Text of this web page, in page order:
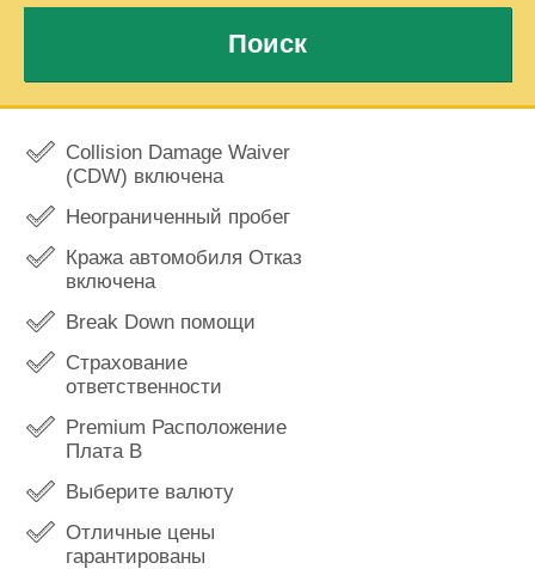
Поиск
Collision Damage Waiver
(CDW) включена
Неограниченный пробег
Кража автомобиля Отказ
включена
Break Down помощи
Страхование
ответственности
Premium Расположение
Плата В
Выберите валюту
Отличные цены
гарантированы